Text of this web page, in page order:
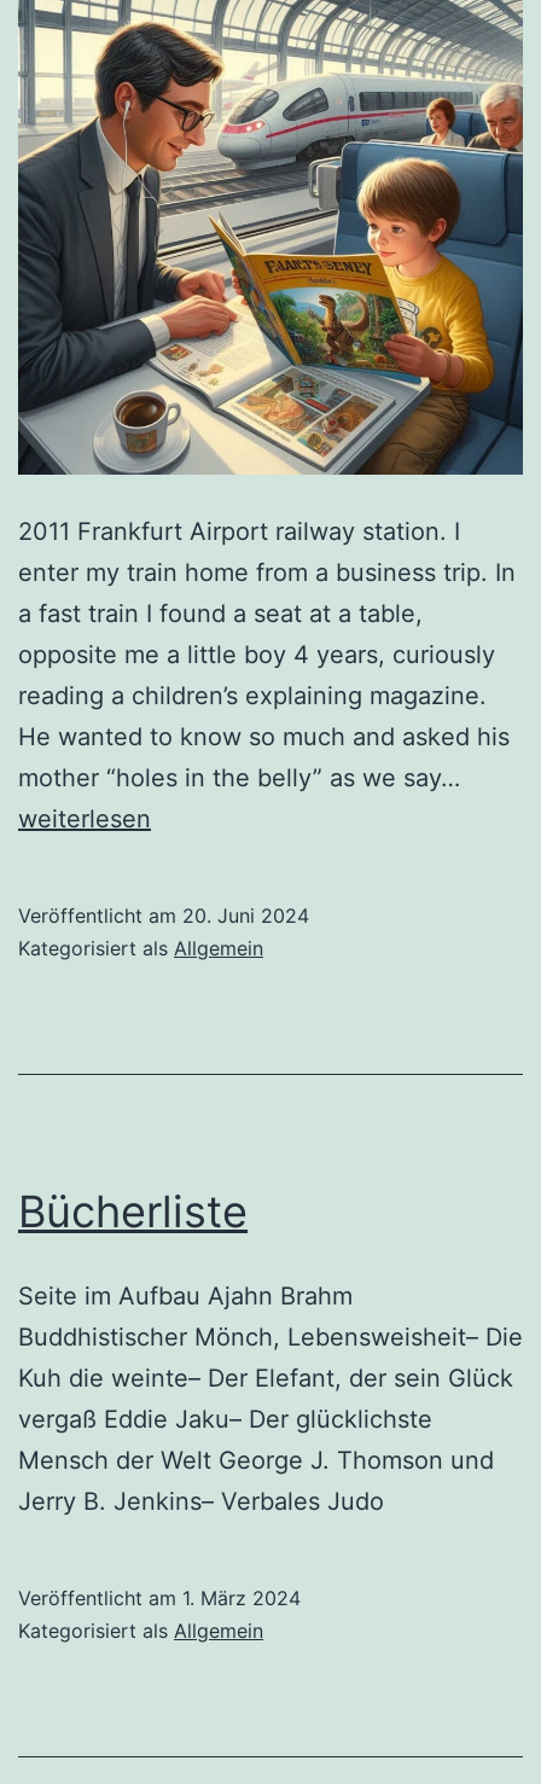
2011 Frankfurt Airport railway station. I
enter my train home from a business trip. In
a fast train I found a seat at a table,
opposite me a little boy 4 years, curiously
reading a children’s explaining magazine.
He wanted to know so much and asked his
mother “holes in the belly” as we say…
weiterlesen
Veröffentlicht am 20. Juni 2024
Kategorisiert als Allgemein
Bücherliste
Seite im Aufbau Ajahn Brahm
Buddhistischer Mönch, Lebensweisheit– Die
Kuh die weinte– Der Elefant, der sein Glück
vergaß Eddie Jaku– Der glücklichste
Mensch der Welt George J. Thomson und
Jerry B. Jenkins– Verbales Judo
Veröffentlicht am 1. März 2024
Kategorisiert als Allgemein